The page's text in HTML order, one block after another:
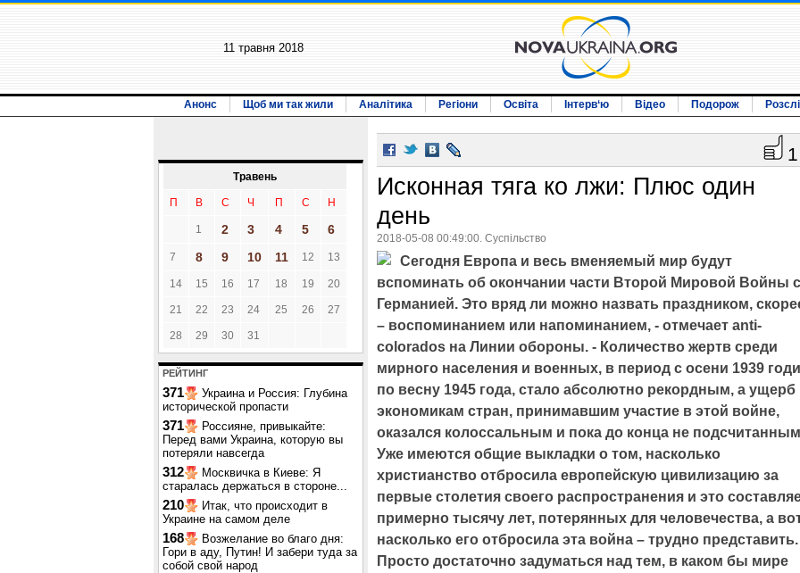
11 травня 2018
Анонс Щоб ми так жили Аналітика Регіони Освіта Інтерв‘ю Відео Подорож
Травень
П В С Ч П С Н
1 2 3 4 5 6
7 8 9 10 11 12 13
14 15 16 17 18 19 20
21 22 23 24 25 26 27
28 29 30 31
РЕЙТИНГ
371
Украина и Россия: Глубина
исторической пропасти
371
Россияне, привыкайте:
Перед вами Украина, которую вы
потеряли навсегда
312
Москвичка в Киеве: Я
старалась держаться в стороне...
210
Итак, что происходит в
Украине на самом деле
168
Возжелание во благо дня:
Гори в аду, Путин! И забери туда за
собой свой народ
1
Исконная тяга ко лжи: Плюс один
день
2018-05-08 00:49:00. Суспільство
Сегодня Европа и весь вменяемый мир будут
вспоминать об окончании части Второй Мировой Войны с
Германией. Это вряд ли можно назвать праздником,
– воспоминанием или напоминанием, - отмечает anti-
colorados на Линии обороны. - Количество жертв среди
мирного населения и военных, в период с осени 1939
по весну 1945 года, стало абсолютно рекордным, а ущерб
экономикам стран, принимавшим участие в этой войне,
оказался колоссальным и пока до конца не
Уже имеются общие выкладки о том, насколько
христианство отбросила европейскую цивилизацию за
первые столетия своего распространения и это
примерно тысячу лет, потерянных для человечества, а
насколько его отбросила эта война – трудно представить.
Просто достаточно задуматься над тем, в каком бы мире